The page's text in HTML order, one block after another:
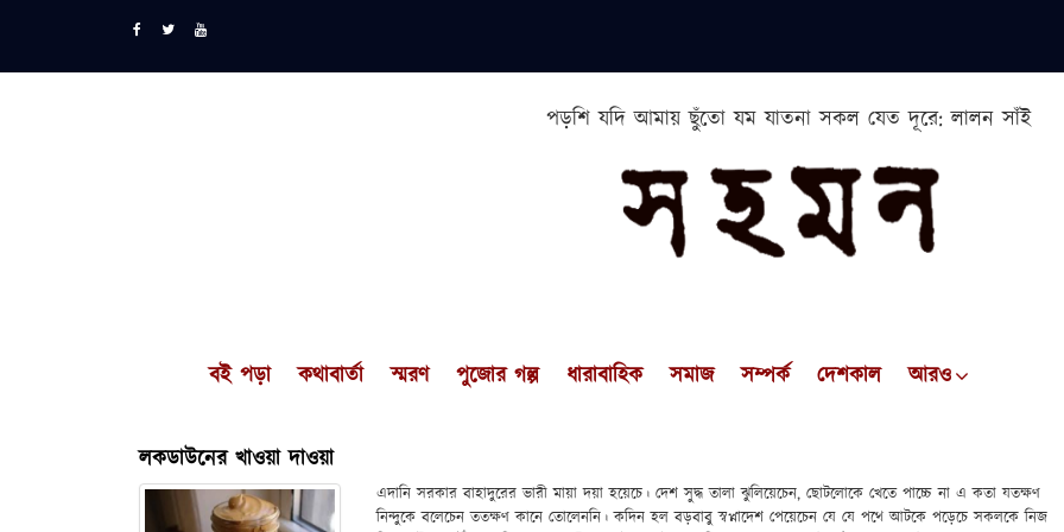
পড়শি যদি আমায় ছুঁতো যম যাতনা সকল যেত দূরে: লালন সাঁই
বই পড়া কথাবার্তা স্মরণ পুজোর গল্প ধারাবাহিক সমাজ সম্পর্ক দেশকাল আরও
লকডাউনের খাওয়া দাওয়া
এদানি সরকার বাহাদুরের ভারী মায়া দয়া হয়েচে। দেশ সুদ্ধ তালা ঝুলিয়েচেন, ছোটলোকে খেতে পাচ্চে না এ কতা যতক্ষণ
নিন্দুকে বলেচেন ততক্ষণ কানে তোলেননি। কদিন হল বড়বাবু স্বপ্নাদেশ পেয়েচেন যে যে পথে আটকে পড়েচে সকলকে নিজ